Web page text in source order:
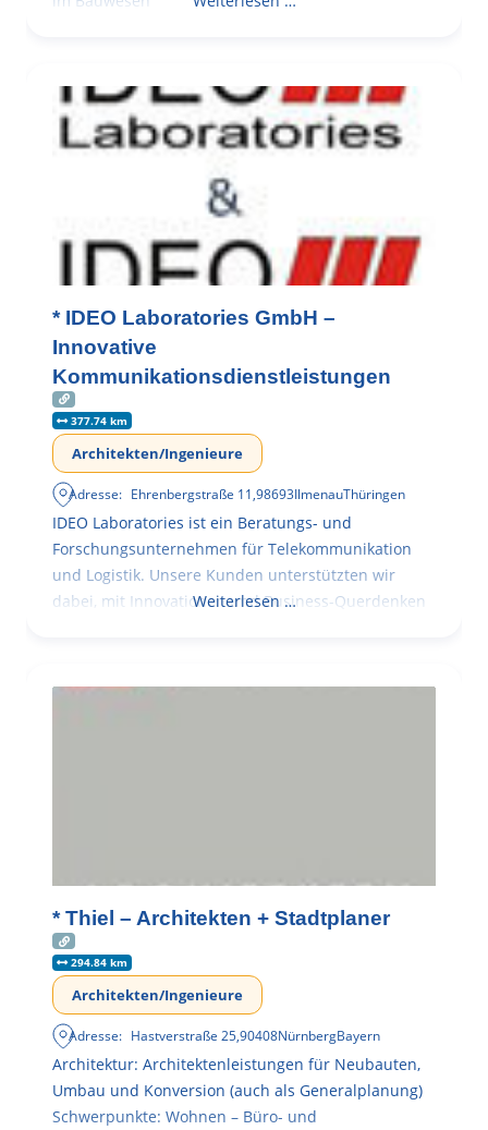
* IDEO Laboratories GmbH –
Innovative
Kommunikationsdienstleistungen
377.74 km
Architekten/Ingenieure
Adresse: Ehrenbergstraße 11,98693IlmenauThüringen
IDEO Laboratories ist ein Beratungs- und
Forschungsunternehmen für Telekommunikation
und Logistik. Unsere Kunden unterstützten wir
dabei, mit Innovationen und Business-Querdenken
Weiterlesen …
* Thiel – Architekten + Stadtplaner
294.84 km
Architekten/Ingenieure
Adresse: Hastverstraße 25,90408NürnbergBayern
Architektur: Architektenleistungen für Neubauten,
Umbau und Konversion (auch als Generalplanung)
Schwerpunkte: Wohnen – Büro- und